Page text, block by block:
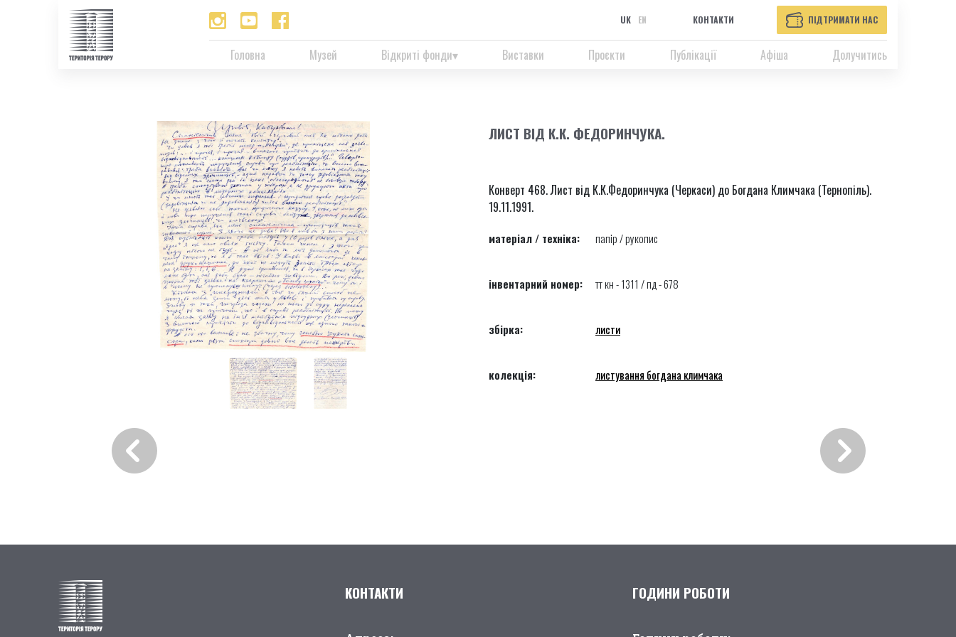
UK EN КОНТАКТИ ПІДТРИМАТИ НАС
Головна Музей Відкриті фонди Виставки Проєкти Публікації Афіша Долучитись
ЛИСТ ВІД К.К. ФЕДОРИНЧУКА.
Конверт 468. Лист від К.К.Федоринчука (Черкаси) до Богдана Климчака (Тернопіль).
19.11.1991.
матеріал / техніка: папір / рукопис
інвентарний номер: тт кн - 1311 / пд - 678
збірка: листи
колекція: листування богдана климчака
КОНТАКТИ ГОДИНИ РОБОТИ